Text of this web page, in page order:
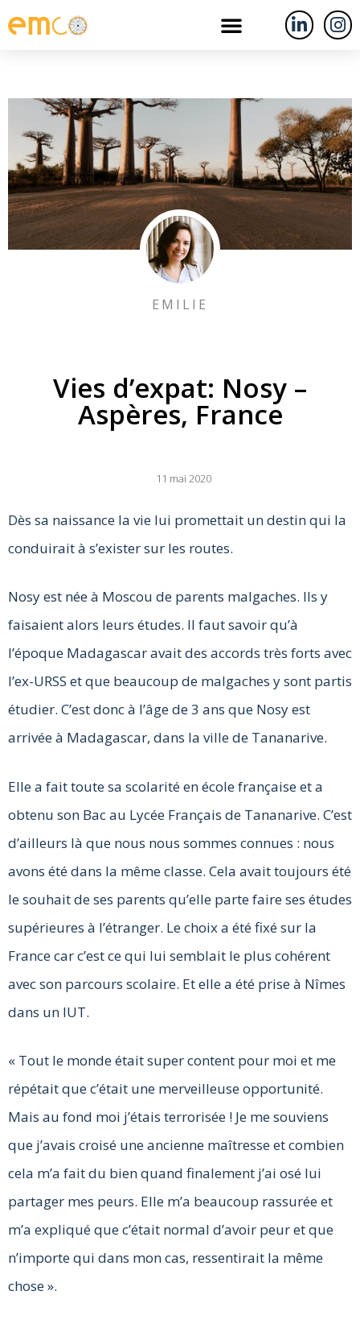
EMILIE
Vies d’expat: Nosy –
Aspères, France
11 mai 2020
Dès sa naissance la vie lui promettait un destin qui la
conduirait à s’exister sur les routes.
Nosy est née à Moscou de parents malgaches. Ils y
faisaient alors leurs études. Il faut savoir qu’à
l’époque Madagascar avait des accords très forts avec
l’ex-URSS et que beaucoup de malgaches y sont partis
étudier. C’est donc à l’âge de 3 ans que Nosy est
arrivée à Madagascar, dans la ville de Tananarive.
Elle a fait toute sa scolarité en école française et a
obtenu son Bac au Lycée Français de Tananarive. C’est
d’ailleurs là que nous nous sommes connues : nous
avons été dans la même classe. Cela avait toujours été
le souhait de ses parents qu’elle parte faire ses études
supérieures à l’étranger. Le choix a été fixé sur la
France car c’est ce qui lui semblait le plus cohérent
avec son parcours scolaire. Et elle a été prise à Nîmes
dans un IUT.
« Tout le monde était super content pour moi et me
répétait que c’était une merveilleuse opportunité.
Mais au fond moi j’étais terrorisée ! Je me souviens
que j’avais croisé une ancienne maîtresse et combien
cela m’a fait du bien quand finalement j’ai osé lui
partager mes peurs. Elle m’a beaucoup rassurée et
m’a expliqué que c’était normal d’avoir peur et que
n’importe qui dans mon cas, ressentirait la même
chose ».